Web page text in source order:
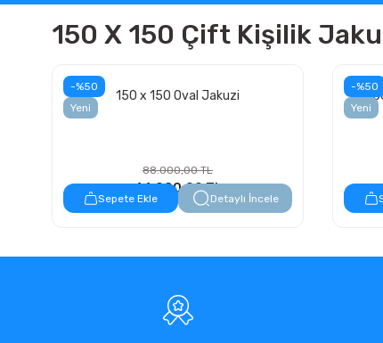
150 X 150 Çift Kişilik
-%50
Yeni
150 x 150 Oval Jakuzi
88.000,00 TL
44.000,00 TL
Sepete Ekle Detaylı İncele
-%50
Yeni